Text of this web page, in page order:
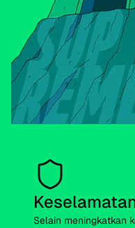
Selain meningkatkan